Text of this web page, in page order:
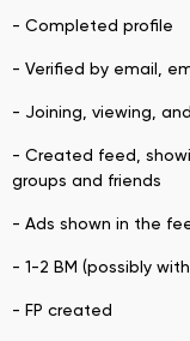
- Completed profile
- Verified by email,
- Joining, viewing,
- Created feed,
groups and friends
- Ads shown in the
- 1-2 BM (possibly with
- FP created